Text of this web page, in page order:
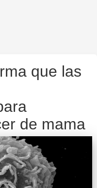
que las
de mama